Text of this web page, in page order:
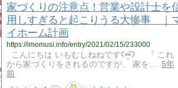
家づくりの注意点！営業や設計士を
用しすぎると起こりうる大惨事 ｜
イホーム計画
https://imomusi.info/entry/2021/02/15/233000
こんにちは いもむしねねですʕ•̫͡•ʔ 『 これ
から家づくりをされるのですが、 家を…
5年
前